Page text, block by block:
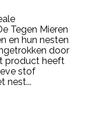
Tegen Mieren
en hun nesten
door
product heeft
stof
nest...